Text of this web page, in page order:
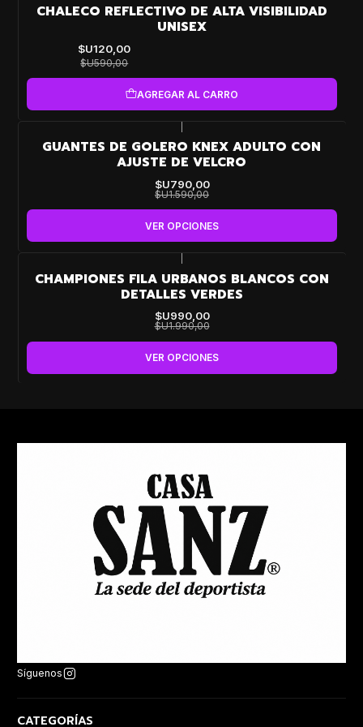
-80%
OFF
CHALECO REFLECTIVO DE ALTA VISIBILIDAD
UNISEX
$U120,00
$U590,00
AGREGAR AL CARRO
-50%
OFF
GUANTES DE GOLERO KNEX ADULTO CON
AJUSTE DE VELCRO
$U790,00
$U1.590,00
VER OPCIONES
-50%
OFF
CHAMPIONES FILA URBANOS BLANCOS CON
DETALLES VERDES
$U990,00
$U1.990,00
VER OPCIONES
Síguenos
CATEGORÍAS